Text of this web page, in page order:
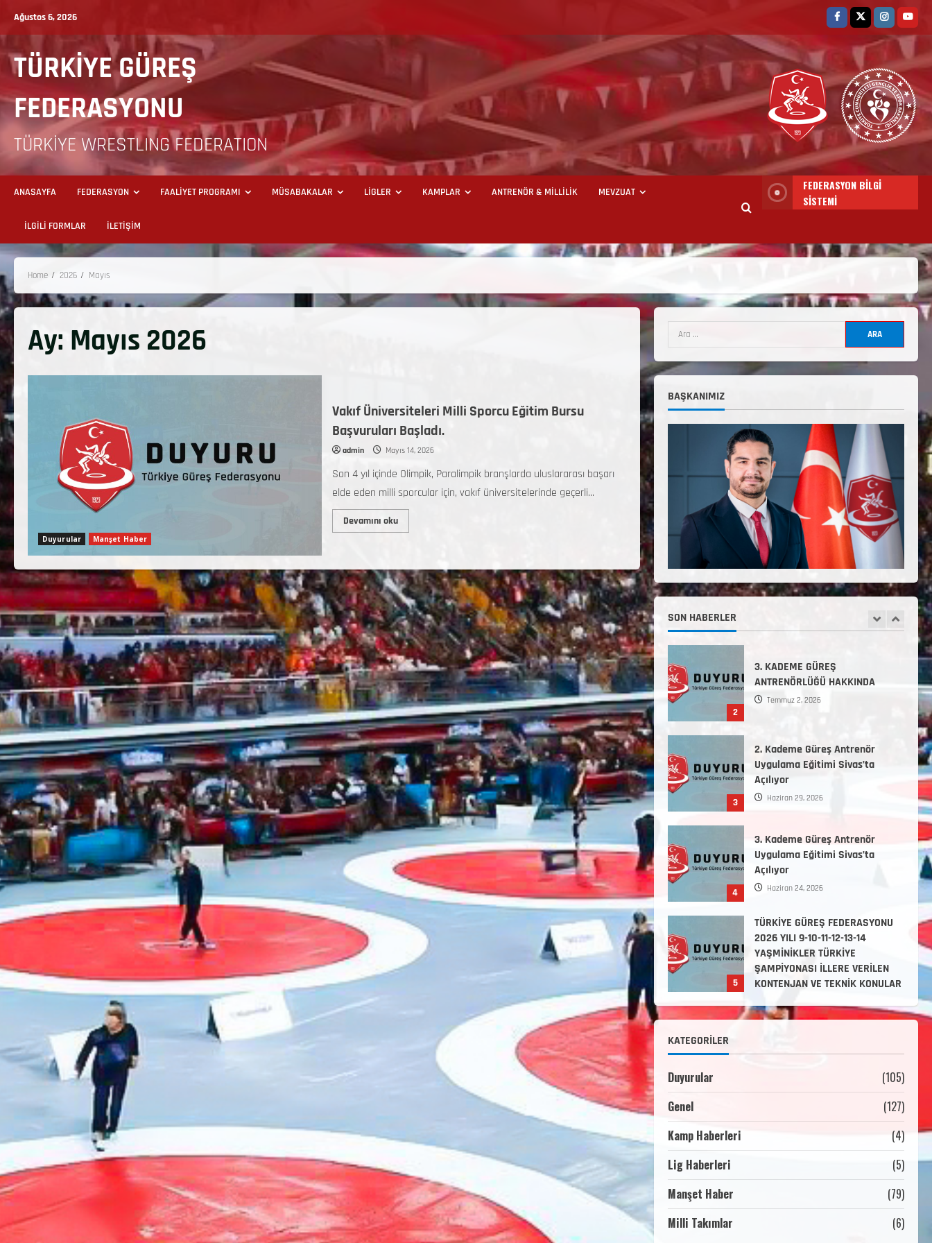
Ağustos 6, 2026
TÜRKİYE GÜREŞ
FEDERASYONU
TÜRKİYE WRESTLING FEDERATION
ANASAYFA FEDERASYON FAALİYET PROGRAMI MÜSABAKALAR LİGLER KAMPLAR ANTRENÖR & MİLLİLİK MEVZUAT
İLGİLİ FORMLAR İLETİŞİM
FEDERASYON BİLGİ
SİSTEMİ
Home 2026 Mayıs
Ay: Mayıs 2026
Duyurular Manşet Haber
Vakıf Üniversiteleri Milli Sporcu Eğitim Bursu
Başvuruları Başladı.
admin Mayıs 14, 2026
Son 4 yıl içinde Olimpik, Paralimpik branşlarda uluslararası başarı
elde eden milli sporcular için, vakıf üniversitelerinde geçerli...
Devamını oku
BAŞKANIMIZ
SON HABERLER
2
Temmuz 2, 2026
3
2. Kademe Güreş Antrenör
Haziran 29, 2026
4 Haziran 24, 2026
TÜRKİYE GÜREŞ FEDERASYONU
2026 YILI 9-10-11-12-13-14
YAŞMİNİKLER TÜRKİYE
ŞAMPİYONASI İLLERE VERİLEN
KONTENJAN VE TEKNİK KONULAR
HAKKINDA
Haziran 12, 2026
1
Hakkında
2
3. KADEME GÜREŞ
ANTRENÖRLÜĞÜ HAKKINDA
Temmuz 2, 2026
3
2. Kademe Güreş Antrenör
Uygulama Eğitimi Sivas’ta
Açılıyor
Haziran 29, 2026
4
3. Kademe Güreş Antrenör
Uygulama Eğitimi Sivas’ta
Açılıyor
Haziran 24, 2026
5
TÜRKİYE GÜREŞ FEDERASYONU
2026 YILI 9-10-11-12-13-14
YAŞMİNİKLER TÜRKİYE
ŞAMPİYONASI İLLERE VERİLEN
KONTENJAN VE TEKNİK KONULAR
Haziran 12, 2026
3. KADEME GÜREŞ
Temmuz 2, 2026
KATEGORILER
Duyurular
(105)
Genel
(127)
Kamp Haberleri
(4)
Lig Haberleri
(5)
Manşet Haber
(79)
Milli Takımlar
(6)